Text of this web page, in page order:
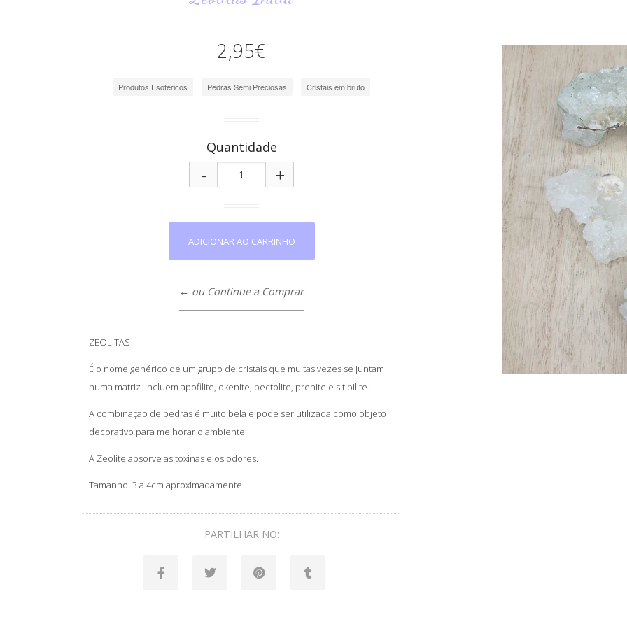
2,95€
Produtos Esotéricos Pedras Semi Preciosas Cristais em bruto
Quantidade
+
-
← ou Continue a Comprar
ZEOLITAS
É o nome genérico de um grupo de cristais que muitas vezes se juntam
numa matriz. Incluem apofilite, okenite, pectolite, prenite e sitibilite.
A combinação de pedras é muito bela e pode ser utilizada como objeto
decorativo para melhorar o ambiente.
A Zeolite absorve as toxinas e os odores.
Tamanho: 3 a 4cm aproximadamente
PARTILHAR NO: